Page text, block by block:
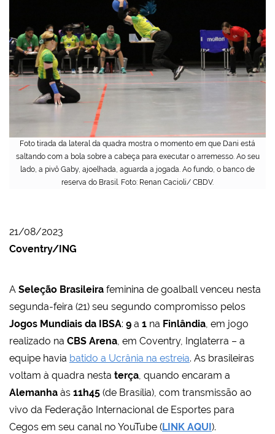
Foto tirada da lateral da quadra mostra o momento em que Dani está
saltando com a bola sobre a cabeça para executar o arremesso. Ao seu
lado, a pivô Gaby, ajoelhada, aguarda a jogada. Ao fundo, o banco de
reserva do Brasil. Foto: Renan Cacioli/ CBDV.
21/08/2023
Coventry/ING
A Seleção Brasileira feminina de goalball venceu nesta
segunda-feira (21) seu segundo compromisso pelos
Jogos Mundiais da IBSA: 9 a 1 na Finlândia, em jogo
realizado na CBS Arena, em Coventry, Inglaterra – a
equipe havia batido a Ucrânia na estreia. As brasileiras
voltam à quadra nesta terça, quando encaram a
Alemanha às 11h45 (de Brasília), com transmissão ao
vivo da Federação Internacional de Esportes para
Cegos em seu canal no YouTube (LINK AQUI ).